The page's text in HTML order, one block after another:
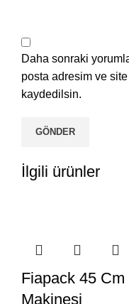
Daha sonraki
posta adresim ve site
kaydedilsin.
İlgili ürünler
Fiapack 45 Cm
Makinesi